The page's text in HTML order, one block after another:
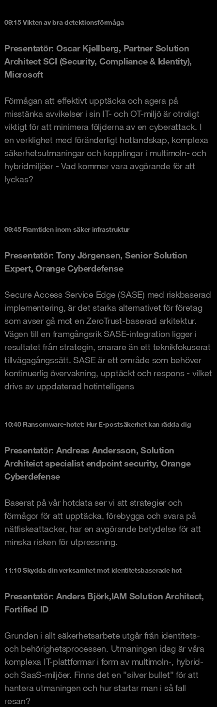
09:15 Vikten av bra detektionsförmåga
Presentatör: Oscar Kjellberg, Partner Solution
Architect SCI (Security, Compliance & Identity),
Microsoft
Förmågan att effektivt upptäcka och agera på
misstänka avvikelser i sin IT- och OT-miljö är otroligt
viktigt för att minimera följderna av en cyberattack. I
en verklighet med föränderligt hotlandskap, komplexa
säkerhetsutmaningar och kopplingar i multimoln- och
hybridmiljöer - Vad kommer vara avgörande för att
lyckas?
09:45 Framtiden inom säker infrastruktur
Presentatör: Tony Jörgensen, Senior Solution
Expert, Orange Cyberdefense
Secure Access Service Edge (SASE) med riskbaserad
implementering, är det starka alternativet för företag
som avser gå mot en ZeroTrust-baserad arkitektur.
Vägen till en framgångsrik SASE-integration ligger i
resultatet från strategin, snarare än ett teknikfokuserat
tillvägagångssätt. SASE är ett område som behöver
kontinuerlig övervakning, upptäckt och respons - vilket
drivs av uppdaterad hotintelligens
10:40 Ransomware-hotet: Hur E-postsäkerhet kan rädda dig
Presentatör: Andreas Andersson, Solution
Architeict specialist endpoint security, Orange
Cyberdefense
Baserat på vår hotdata ser vi att strategier och
förmågor för att upptäcka, förebygga och svara på
nätfiskeattacker, har en avgörande betydelse för att
minska risken för utpressning.
11:10 Skydda din verksamhet mot identitetsbaserade hot
Presentatör: Anders Björk,IAM Solution Architect,
Fortified ID
Grunden i allt säkerhetsarbete utgår från identitets-
och behörighetsprocessen. Utmaningen idag är våra
komplexa IT-plattformar i form av multimoln-, hybrid-
och SaaS-miljöer. Finns det en ”silver bullet” för att
hantera utmaningen och hur startar man i så fall
resan?